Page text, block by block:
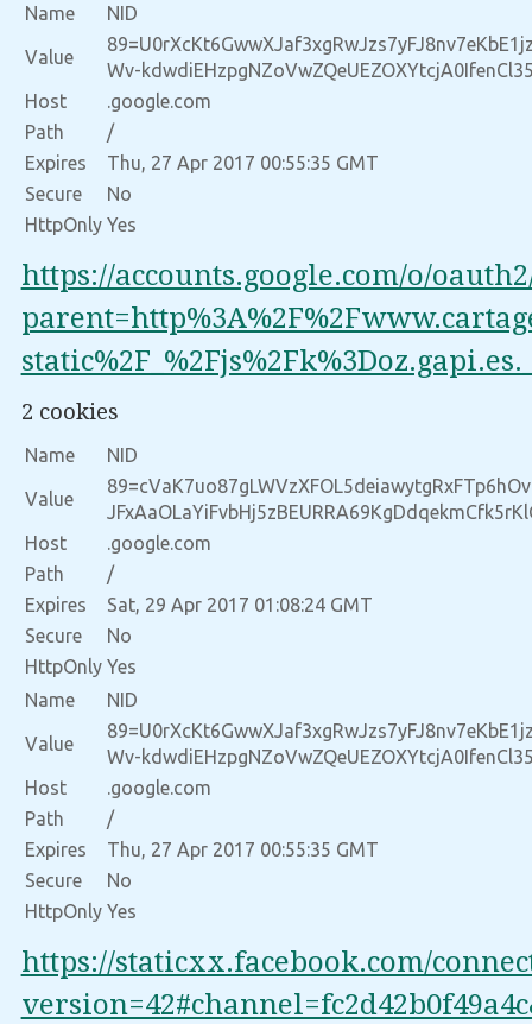
Name NID
Value
Wv-
Host
.google.com
Path
/
Expires
Thu, 27 Apr 2017 00:55:35 GMT
Secure
No
HttpOnly Yes
https://accounts.google.com/o/
2 cookies
Name NID
Value
Host
.google.com
Path
/
Expires
Sat, 29 Apr 2017 01:08:24 GMT
Secure
No
HttpOnly Yes
Name
NID
Value
Wv-
Host
.google.com
Path
/
Expires
Thu, 27 Apr 2017 00:55:35 GMT
Secure
No
HttpOnly Yes
https://staticxx.facebook.com/